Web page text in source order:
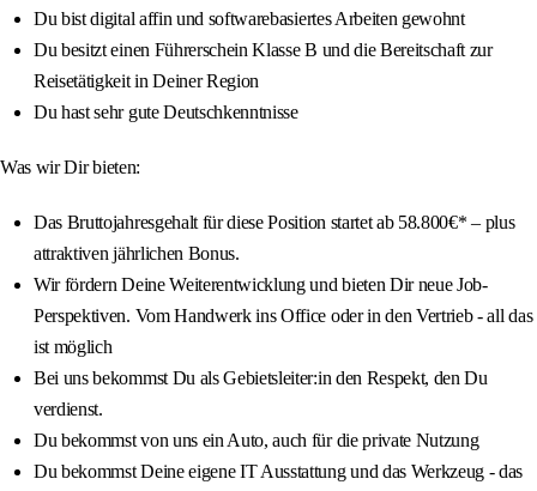
Du bist digital affin und softwarebasiertes Arbeiten gewohnt
Du besitzt einen Führerschein Klasse B und die Bereitschaft zur
Reisetätigkeit in Deiner Region
Du hast sehr gute Deutschkenntnisse
Was wir Dir bieten:
Das Bruttojahresgehalt für diese Position startet ab 58.800€* – plus
attraktiven jährlichen Bonus.
Wir fördern Deine Weiterentwicklung und bieten Dir neue Job-
Perspektiven. Vom Handwerk ins Office oder in den Vertrieb - all das
ist möglich
Bei uns bekommst Du als Gebietsleiter:in den Respekt, den Du
verdienst.
Du bekommst von uns ein Auto, auch für die private Nutzung
Du bekommst Deine eigene IT Ausstattung und das Werkzeug - das